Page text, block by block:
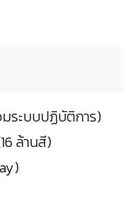
ระบบปฏิบัติการ)
ล้านสี)